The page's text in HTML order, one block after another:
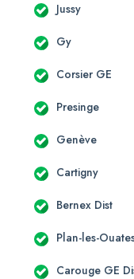
Jussy
Gy
Corsier GE
Presinge
Genève
Cartigny
Bernex Dist
Plan-les-
Carouge GE